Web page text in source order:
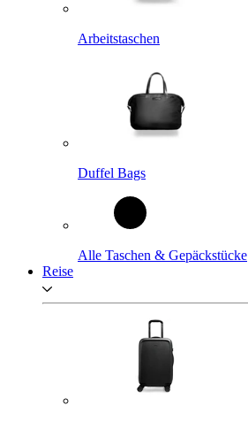
Arbeitstaschen
Duffel Bags
Alle Taschen & Gepäckstücke
Reise